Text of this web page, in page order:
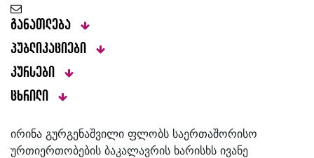
განათლება
პუბლიკაციები
კურსები
ცხრილი
ირინა გურგენაშვილი ფლობს საერთაშორისო
ურთიერთობების ბაკალავრის ხარისხს ივანე